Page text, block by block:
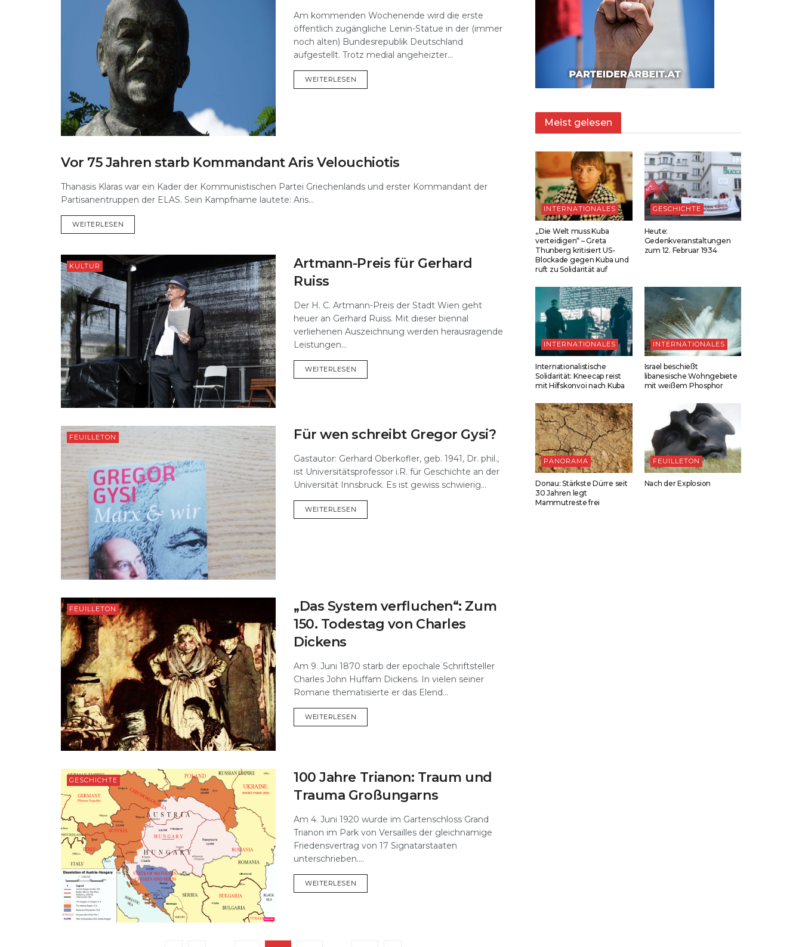
Am kommenden Wochenende wird die erste
öffentlich zugängliche Lenin-Statue in der (immer
noch alten) Bundesrepublik Deutschland
aufgestellt. Trotz medial angeheizter...
WEITERLESEN
GESCHICHTE
Vor 75 Jahren starb Kommandant Aris Velouchiotis
Thanasis Klaras war ein Kader der Kommunistischen Partei Griechenlands und erster Kommandant der
Partisanentruppen der ELAS. Sein Kampfname lautete: Aris...
WEITERLESEN
KULTUR
Artmann-Preis für Gerhard
Ruiss
Der H. C. Artmann-Preis der Stadt Wien geht
heuer an Gerhard Ruiss. Mit dieser biennal
verliehenen Auszeichnung werden herausragende
Leistungen...
WEITERLESEN
FEUILLETON Für wen schreibt Gregor Gysi?
Gastautor: Gerhard Oberkofler, geb. 1941, Dr. phil.,
ist Universitätsprofessor i.R. für Geschichte an der
Universität Innsbruck. Es ist gewiss schwierig...
WEITERLESEN
FEUILLETON
„Das System verfluchen“: Zum
150. Todestag von Charles
Dickens
Am 9. Juni 1870 starb der epochale Schriftsteller
Charles John Huffam Dickens. In vielen seiner
Romane thematisierte er das Elend...
WEITERLESEN
GESCHICHTE
100 Jahre Trianon: Traum und
Trauma Großungarns
Am 4. Juni 1920 wurde im Gartenschloss Grand
Trianon im Park von Versailles der gleichnamige
Friedensvertrag von 17 Signatarstaaten
unterschrieben....
WEITERLESEN
Meist gelesen
INTERNATIONALES
„Die Welt muss Kuba
verteidigen“ – Greta
Thunberg kritisiert US-
Blockade gegen Kuba und
ruft zu Solidarität auf
GESCHICHTE
Heute:
Gedenkveranstaltungen
zum 12. Februar 1934
INTERNATIONALES
Internationalistische
Solidarität: Kneecap reist
mit Hilfskonvoi nach Kuba
INTERNATIONALES
Israel beschießt
libanesische Wohngebiete
mit weißem Phosphor
PANORAMA
Donau: Stärkste Dürre seit
30 Jahren legt
Mammutreste frei
FEUILLETON
Nach der Explosion